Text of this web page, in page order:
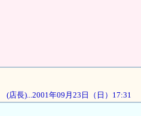
(店長)...2001年09月23日（日）17:31